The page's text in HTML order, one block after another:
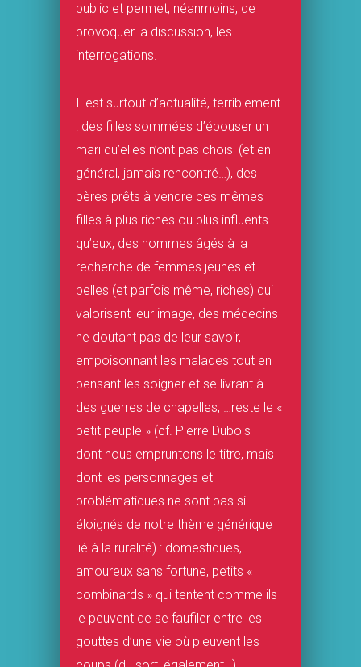
public et permet, néanmoins, de
provoquer la discussion, les
interrogations.
Il est surtout d’actualité, terriblement
: des filles sommées d’épouser un
mari qu’elles n’ont pas choisi (et en
général, jamais rencontré…), des
pères prêts à vendre ces mêmes
filles à plus riches ou plus influents
qu’eux, des hommes âgés à la
recherche de femmes jeunes et
belles (et parfois même, riches) qui
valorisent leur image, des médecins
ne doutant pas de leur savoir,
empoisonnant les malades tout en
pensant les soigner et se livrant à
des guerres de chapelles, …reste le «
petit peuple » (cf. Pierre Dubois —
dont nous empruntons le titre, mais
dont les personnages et
problématiques ne sont pas si
éloignés de notre thème générique
lié à la ruralité) : domestiques,
amoureux sans fortune, petits «
combinards » qui tentent comme ils
le peuvent de se faufiler entre les
gouttes d’une vie où pleuvent les